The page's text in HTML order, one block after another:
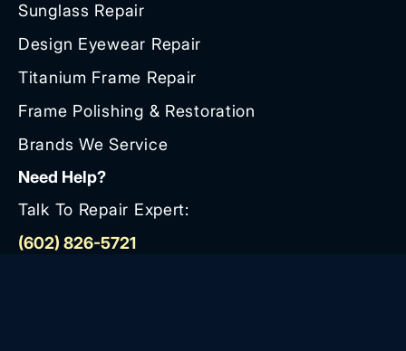
Sunglass Repair
Design Eyewear Repair
Titanium Frame Repair
Frame Polishing & Restoration
Brands We Service
Need Help?
Talk To Repair Expert:
(602) 826-5721